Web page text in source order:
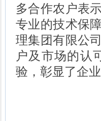
多合作农户表
专业的技术保
理集团有限公
户及市场的认
验，彰显了企